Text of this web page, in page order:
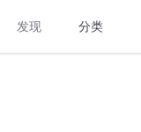
发现 分类